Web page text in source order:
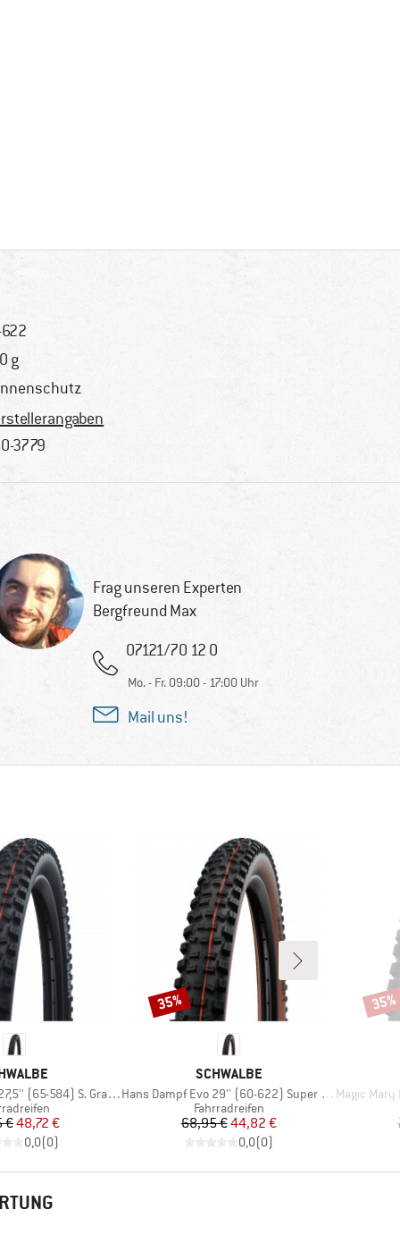
g
3779
Frag unseren Experten
Bergfreund Max
07121/70 12 0
Mo. - Fr. 09:00 - 17:00 Uhr
Mail uns!
584) S. Gravity FB TLE
Preis
€reduzierter Preis
48,72 €
0,0(0)
MARKE
SCHWALBE
Artikel
Hans Dampf Evo 29'' (60-622) Super Trail TLE
Produktgruppe
Fahrradreifen
Preis
68,95 €reduzierter Preis
44,82 €
0,0(0)
Rabatt
35%
Artikel
Magic Mary
35%